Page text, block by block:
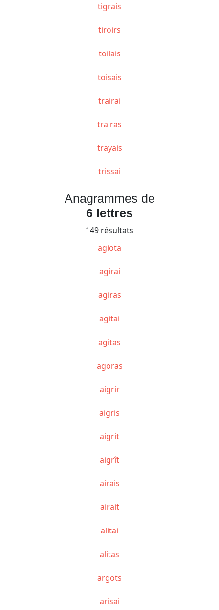
tigrais
tiroirs
toilais
toisais
trairai
trairas
trayais
trissai
Anagrammes de
6 lettres
149 résultats
agiota
agirai
agiras
agitai
agitas
agoras
aigrir
aigris
aigrit
aigrît
airais
airait
alitai
alitas
argots
arisai